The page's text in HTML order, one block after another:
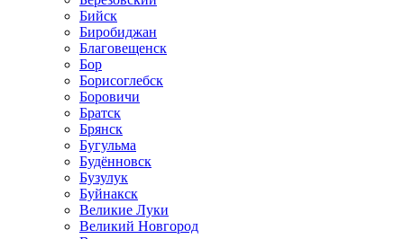
Бийск
Биробиджан
Благовещенск
Бор
Борисоглебск
Боровичи
Братск
Брянск
Бугульма
Будённовск
Бузулук
Буйнакск
Великие Луки
Великий Новгород